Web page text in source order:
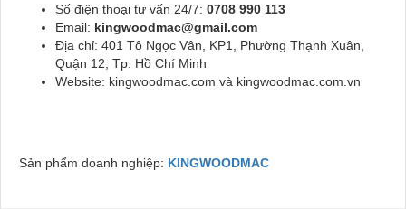
Số điện thoại tư vấn 24/7: 0708 990 113
Email: kingwoodmac@gmail.com
Địa chỉ: 401 Tô Ngọc Vân, KP1, Phường Thạnh Xuân,
Quận 12, Tp. Hồ Chí Minh
Website: kingwoodmac.com và kingwoodmac.com.vn
Sản phẩm doanh nghiệp: KINGWOODMAC